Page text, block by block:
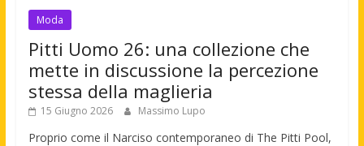
Moda
Pitti Uomo 26: una collezione che
mette in discussione la percezione
stessa della maglieria
15 Giugno 2026 Massimo Lupo
Proprio come il Narciso contemporaneo di The Pitti Pool,